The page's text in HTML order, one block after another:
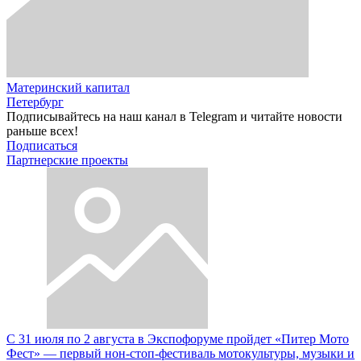
Материнский капитал
Петербург
Подписывайтесь на наш канал в Telegram и читайте новости
раньше всех!
Подписаться
Партнерские проекты
С 31 июля по 2 августа в Экспофоруме пройдет «Питер Мото
Фест» — первый нон-стоп-фестиваль мотокультуры, музыки и